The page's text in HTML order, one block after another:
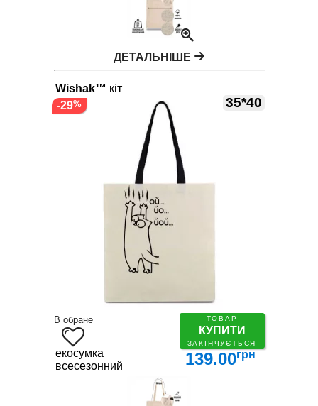
ДЕТАЛЬНІШЕ
Wishak™ кіт
35*40
В обране ТОВАР
КУПИТИ
ЗАКІНЧУЄТЬСЯ
екосумка
всесезонний
139.00грн
-29